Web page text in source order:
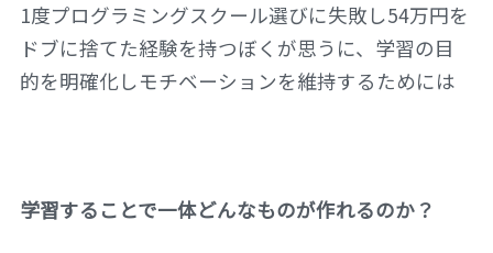
1度プログラミングスクール選びに失敗し54万円を
ドブに捨てた経験を持つぼくが思うに、学習の目
的を明確化しモチベーションを維持するためには
学習することで一体どんなものが作れるのか？